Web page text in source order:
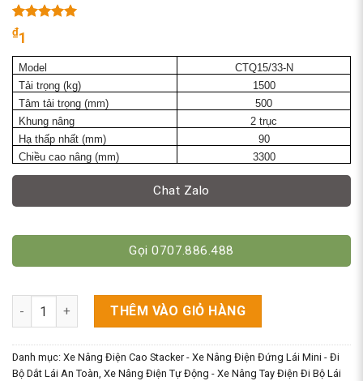
5.00
dựa trên
2
đánh giá
₫1
Model
CTQ15/33-N
Tải trọng (kg)
1500
Tâm tải trọng (mm)
500
Khung nâng
2 trục
Hạ thấp nhất (mm)
90
Chiều cao nâng (mm)
3300
Chat Zalo
Gọi 0707.886.488
Xe Nâng Điện Stacker 1500kg Cao 3M3 Hiệu Niuli số lượng
THÊM VÀO GIỎ HÀNG
Danh mục: Xe Nâng Điện Cao Stacker - Xe Nâng Điện Đứng Lái Mini - Đi
Bộ Dắt Lái An Toàn, Xe Nâng Điện Tự Động - Xe Nâng Tay Điện Đi Bộ Lái